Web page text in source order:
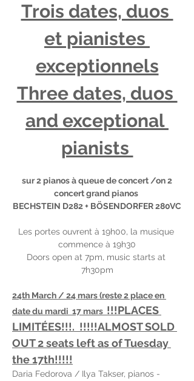
Trois dates, duos
et pianistes
exceptionnels
Three dates, duos
and exceptional
pianists
sur 2 pianos à queue de concert /on 2
concert grand pianos
BECHSTEIN D282 + BÖSENDORFER 280VC
Les portes ouvrent à 19h00, la musique
commence à 19h30
Doors open at 7pm, music starts at
7h30pm
24th March / 24 mars (reste 2 place en
date du mardi  17 mars !!!PLACES
LIMITÉES!!!.  !!!!!ALMOST SOLD
OUT 2 seats left as of Tuesday
the 17th!!!!!
Daria Fedorova / Ilya Takser, pianos -